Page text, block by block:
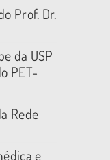
Prof. Dr.
da USP
PET-
Rede
e